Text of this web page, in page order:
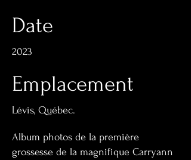
Date
2023
Emplacement
Lévis, Québec.
Album photos de la première
grossesse de la magnifique Carryann